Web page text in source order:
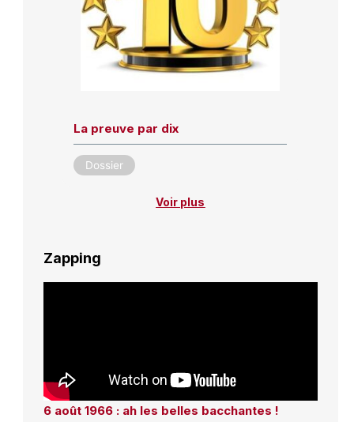
La preuve par dix
Dossier
Voir plus
Zapping
6 août 1966 : ah les belles bacchantes !